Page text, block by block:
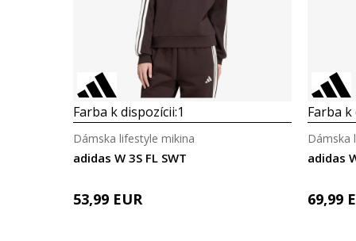
Farba k dispozícii:1
adidas W 3S FL SWT
Dámska lifestyle mikina
53,99 EUR
Farba k
adidas
Dámska
69,99